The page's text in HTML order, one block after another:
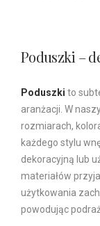
Poduszki –
Poduszki to
aranżacji. W
rozmiarach,
każdego stylu
dekoracyjną lub
materiałów
użytkowania
powodując